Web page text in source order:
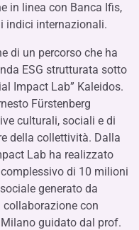
in linea con Banca Ifis,
indici internazionali.
di un percorso che ha
ESG strutturata sotto
Impact Lab” Kaleidos.
Fürstenberg
culturali, sociali e di
della collettività. Dalla
Lab ha realizzato
di 10 milioni
generato da
con
guidato dal prof.